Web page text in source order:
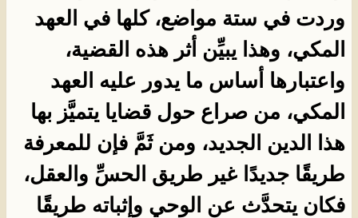
وردت في ستة مواضع، كلها في العهد
المكي، وهذا يبيِّن أثر هذه القضية،
واعتبارها أساس ما يدور عليه العهد
المكي، من صراع حول قضايا يتميَّز بها
هذا الدين الجديد، ومن ثَمَّ فإن للمعرفة
طريقًا جديدًا غير طريق الحسِّ والعقل،
فكان يتحدَّث عن الوحي وإثباته طريقًا